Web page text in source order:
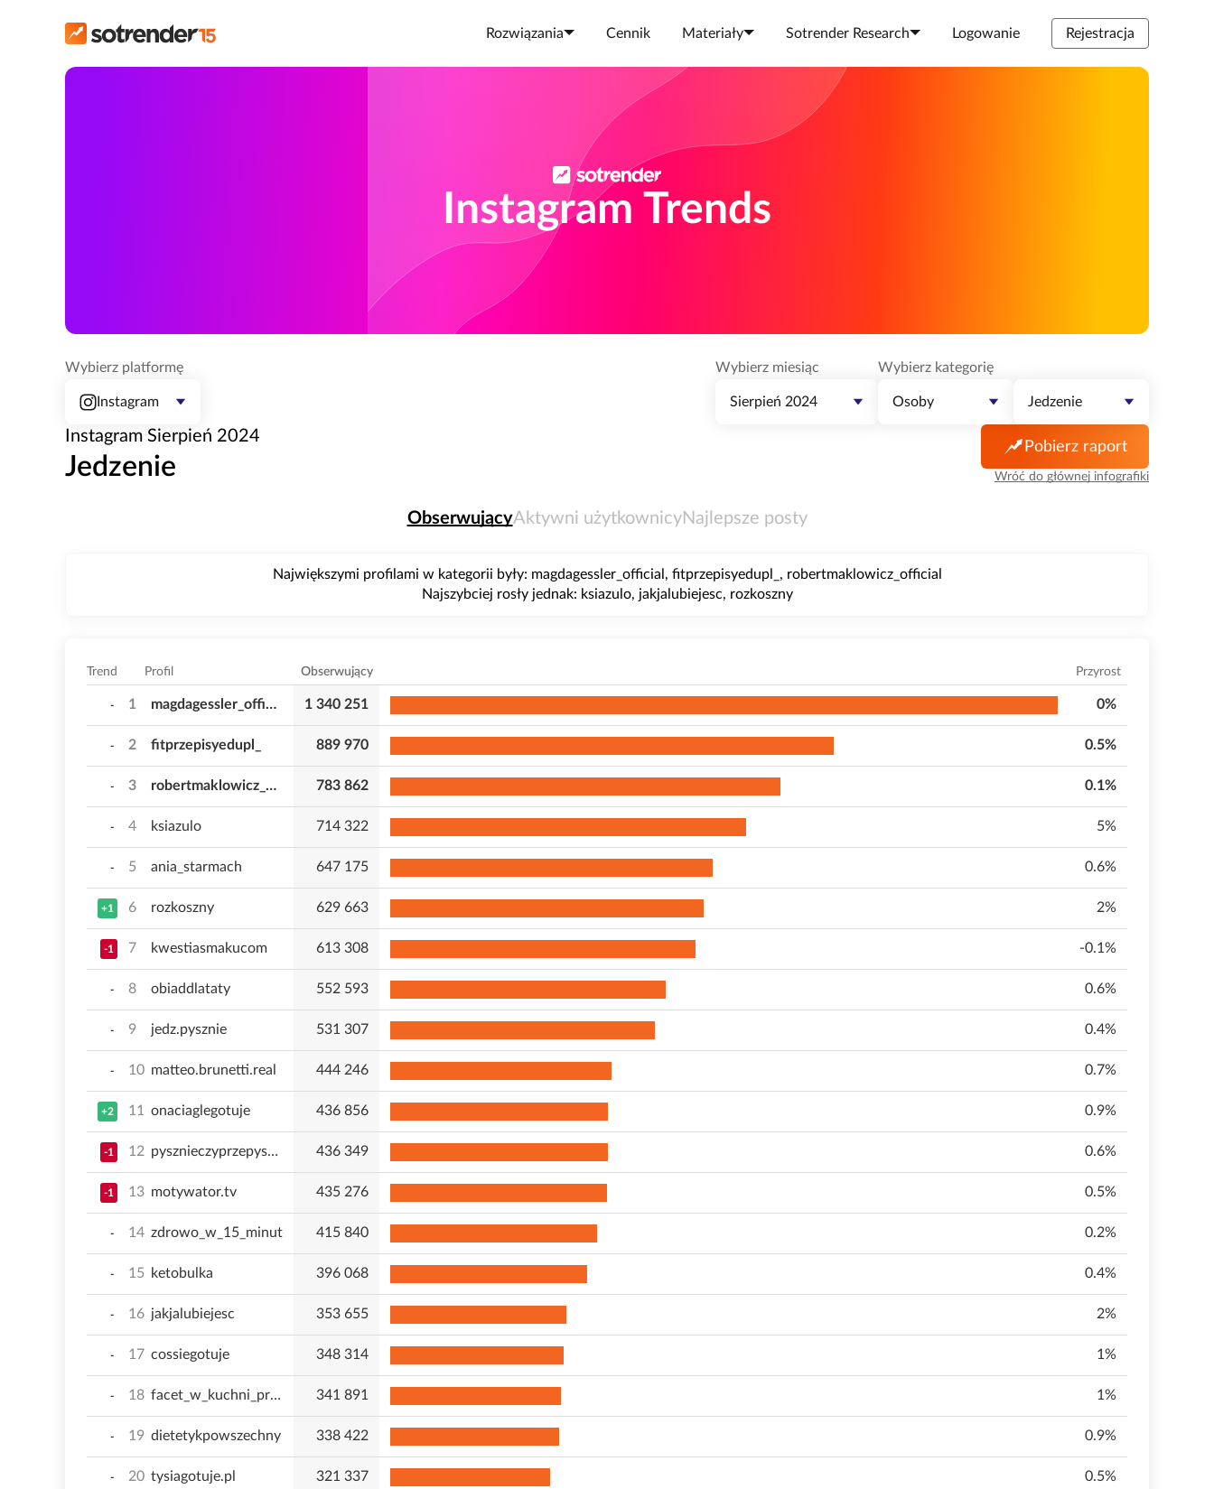
Rozwiązania Cennik Materiały Sotrender Research Logowanie Rejestracja
Instagram Trends
Wybierz platformę
Instagram
Wybierz miesiąc
Sierpień 2024
Wybierz kategorię
Osoby Jedzenie
Instagram Sierpień 2024
Jedzenie
Pobierz raport
Wróć do głównej infografiki
ObserwującyAktywni użytkownicyNajlepsze posty
Największymi profilami w kategorii były: magdagessler_official, fitprzepisyedupl_, robertmaklowicz_official
Najszybciej rosły jednak: ksiazulo, jakjalubiejesc, rozkoszny
Trend Profil Obserwujący Przyrost
- 1 magdagessler_official 1 340 251 0%
- 2 fitprzepisyedupl_ 889 970 0.5%
- 3 robertmaklowicz_official 783 862 0.1%
- 4 ksiazulo 714 322 5%
- 5 ania_starmach 647 175 0.6%
+1 6 rozkoszny 629 663 2%
-1 7 kwestiasmakucom 613 308 -0.1%
- 8 obiaddlataty 552 593 0.6%
- 9 jedz.pysznie 531 307 0.4%
- 10 matteo.brunetti.real 444 246 0.7%
+2 11 onaciaglegotuje 436 856 0.9%
-1 12 pysznieczyprzepysznie 436 349 0.6%
-1 13 motywator.tv 435 276 0.5%
- 14 zdrowo_w_15_minut 415 840 0.2%
- 15 ketobulka 396 068 0.4%
- 16 jakjalubiejesc 353 655 2%
- 17 cossiegotuje 348 314 1%
- 18 facet_w_kuchni_przy_remoncie 341 891 1%
- 19 dietetykpowszechny 338 422 0.9%
- 20 tysiagotuje.pl 321 337 0.5%